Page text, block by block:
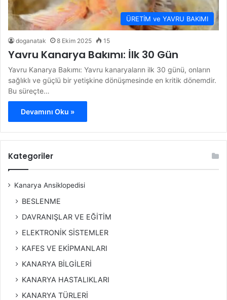
ÜRETİM ve YAVRU BAKIMI
doganatak 8 Ekim 2025 15
Yavru Kanarya Bakımı: İlk 30 Gün
Yavru Kanarya Bakımı: Yavru kanaryaların ilk 30 günü, onların
sağlıklı ve güçlü bir yetişkine dönüşmesinde en kritik dönemdir.
Bu süreçte…
Devamını Oku »
Kategoriler
Kanarya Ansiklopedisi
BESLENME
DAVRANIŞLAR VE EĞİTİM
ELEKTRONİK SİSTEMLER
KAFES VE EKİPMANLARI
KANARYA BİLGİLERİ
KANARYA HASTALIKLARI
KANARYA TÜRLERİ